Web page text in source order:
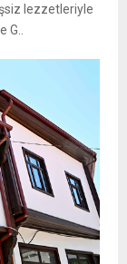
lezzetleriyle
G..